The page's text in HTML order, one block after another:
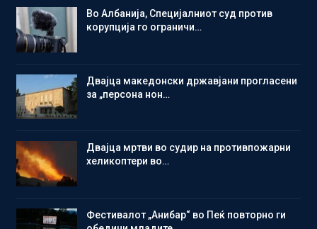
Во Албанија, Специјалниот суд против
корупција го ограничи…
Двајца македонски државјани прогласени
за „персона нон…
Двајца мртви во судир на противпожарни
хеликоптери во…
Фестивалот „Анибар“ во Пеќ повторно ги